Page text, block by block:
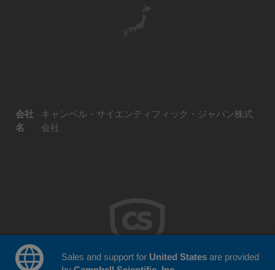
会社
名
キャンベル・サイエンティフィック・ジャパン株式
会社
Sales and support for United Statesare provided